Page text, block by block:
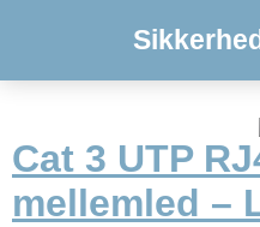
Cat 3 UTP
mellemled –